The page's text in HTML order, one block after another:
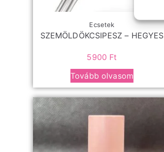
Ecsetek
SZEMÖLDÖKCSIPESZ – HEGYES
5900 Ft
Tovább olvasom